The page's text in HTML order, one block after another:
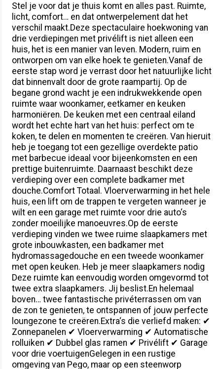
Stel je voor dat je thuis komt en alles past. Ruimte,
licht, comfort… en dat ontwerpelement dat het
verschil maakt.Deze spectaculaire hoekwoning van
drie verdiepingen met privélift is niet alleen een
huis, het is een manier van leven. Modern, ruim en
ontworpen om van elke hoek te genieten.Vanaf de
eerste stap word je verrast door het natuurlijke licht
dat binnenvalt door de grote raampartij. Op de
begane grond wacht je een indrukwekkende open
ruimte waar woonkamer, eetkamer en keuken
harmoniëren. De keuken met een centraal eiland
wordt het echte hart van het huis: perfect om te
koken, te delen en momenten te creëren. Van hieruit
heb je toegang tot een gezellige overdekte patio
met barbecue ideaal voor bijeenkomsten en een
prettige buitenruimte. Daarnaast beschikt deze
verdieping over een complete badkamer met
douche.Comfort Totaal. Vloerverwarming in het hele
huis, een lift om de trappen te vergeten wanneer je
wilt en een garage met ruimte voor drie auto‘s
zonder moeilijke manoeuvres.Op de eerste
verdieping vinden we twee ruime slaapkamers met
grote inbouwkasten, een badkamer met
hydromassagedouche en een tweede woonkamer
met open keuken. Heb je meer slaapkamers nodig
Deze ruimte kan eenvoudig worden omgevormd tot
twee extra slaapkamers. Jij beslist.En helemaal
boven… twee fantastische privéterrassen om van
de zon te genieten, te ontspannen of jouw perfecte
loungezone te creëren.Extra‘s die verliefd maken: ✔
Zonnepanelen ✔ Vloerverwarming ✔ Automatische
rolluiken ✔ Dubbel glas ramen ✔ Privélift ✔ Garage
voor drie voertuigenGelegen in een rustige
omgeving van Pego, maar op een steenworp